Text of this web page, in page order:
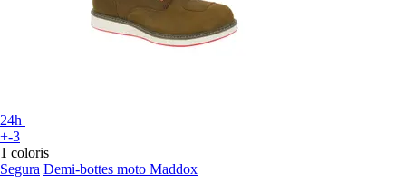
24h
+-3
1 coloris
Segura Demi-bottes moto Maddox